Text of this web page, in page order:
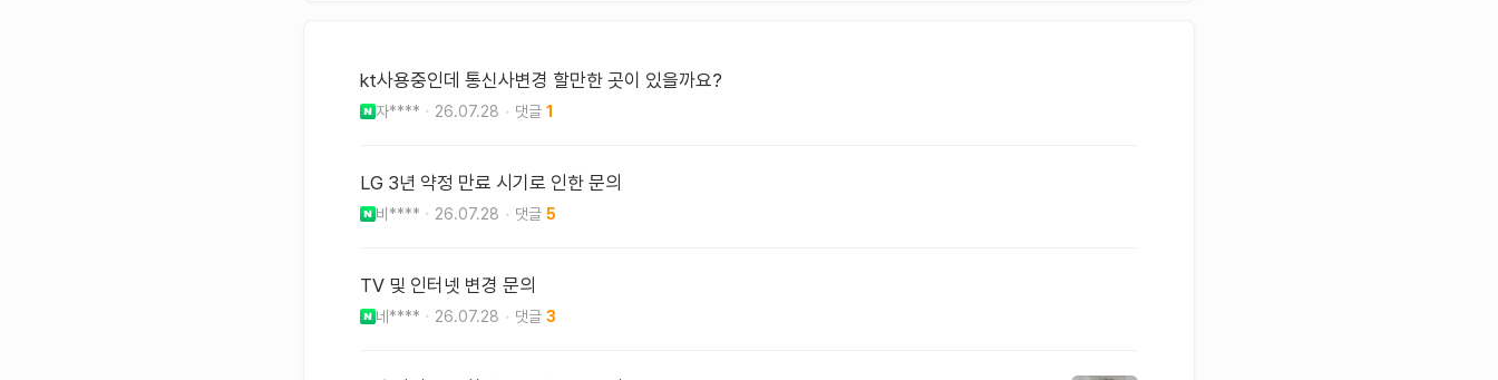
kt사용중인데 통신사변경 할만한 곳이 있을까요?
자**** 26.07.28 1
LG 3년 약정 만료 시기로 인한 문의
비**** 26.07.28 5
TV 및 인터넷 변경 문의
네**** 26.07.28 3